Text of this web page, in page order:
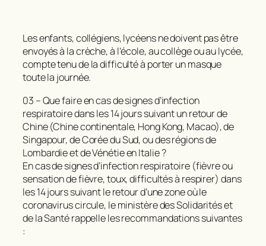
Les enfants, collégiens, lycéens ne doivent pas être
envoyés à la crèche, à l’école, au collège ou au lycée,
compte tenu de la difficulté à porter un masque
toute la journée.
03 – Que faire en cas de signes d’infection
respiratoire dans les 14 jours suivant un retour de
Chine (Chine continentale, Hong Kong, Macao), de
Singapour, de Corée du Sud, ou des régions de
Lombardie et de Vénétie en Italie ?
En cas de signes d’infection respiratoire (fièvre ou
sensation de fièvre, toux, difficultés à respirer) dans
les 14 jours suivant le retour d’une zone où le
coronavirus circule, le ministère des Solidarités et
de la Santé rappelle les recommandations suivantes
: